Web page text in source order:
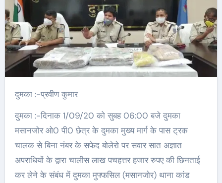
दुमका :-प्रवीण कुमार
दुमका :-दिनाक 1/09/20 को सुबह 06:00 बजे दुमका
मसानजोर ओ0 पी0 छेत्र के दुमका मुख्य मार्ग के पास ट्रक
चालक से बिना नंबर के सफेद बोलेरो पर सवार सात अज्ञात
अपराधियों के द्वारा चालीस लाख पचहत्तर हजार रुपए की छिनताई
कर लेने के संबंध में दुमका मुफ्फसिल (मसानजोर) थाना कांड